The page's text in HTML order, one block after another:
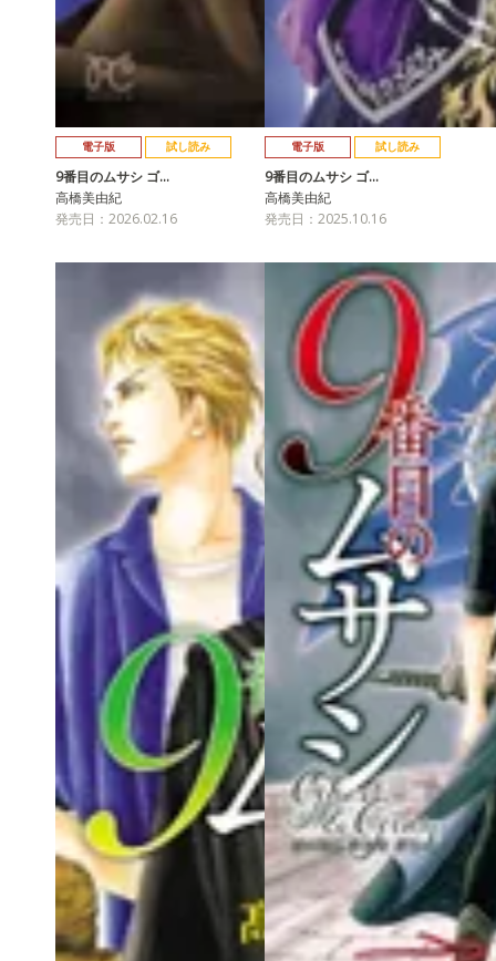
電子版 試し読み
9番目のムサシ ゴ…
高橋美由紀
発売日：2026.02.16
電子版 試し読み
9番目のムサシ ゴ…
高橋美由紀
発売日：2025.10.16